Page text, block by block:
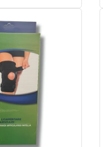
idéale
exercices de
du poignet, de la
doigts, favorisant
des
patients.